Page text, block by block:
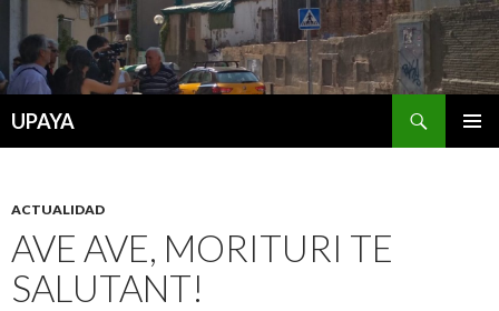
UPAYA
ACTUALIDAD
AVE AVE, MORITURI TE
SALUTANT!